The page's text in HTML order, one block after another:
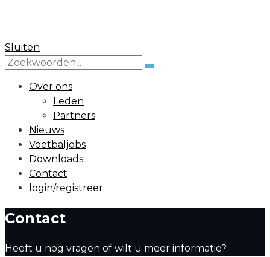
Sluiten
Zoek
Zoeken
Over ons
Leden
Partners
Nieuws
Voetbaljobs
Downloads
Contact
login/registreer
Menu
Contact
Heeft u nog vragen of wilt u meer informatie?